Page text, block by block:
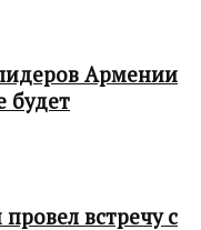
Армении
будет
встречу с